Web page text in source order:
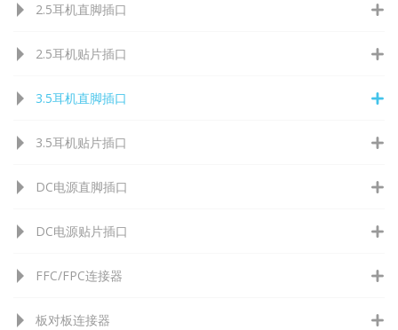
2.5耳机直脚插口
2.5耳机贴片插口
3.5耳机直脚插口
3.5耳机贴片插口
DC电源直脚插口
DC电源贴片插口
FFC/FPC连接器
板对板连接器